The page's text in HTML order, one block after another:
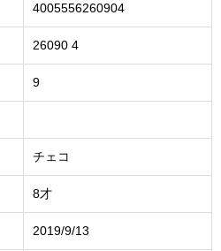
4005556260904
26090 4
9
チェコ
8才
2019/9/13